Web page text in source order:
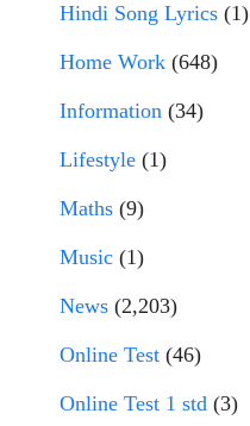
Hindi Song Lyrics (1)
Home Work (648)
Information (34)
Lifestyle (1)
Maths (9)
Music (1)
News (2,203)
Online Test (46)
Online Test 1 std (3)